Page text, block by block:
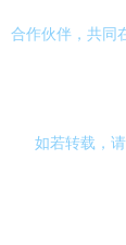
合作伙伴，共同
如若转载，